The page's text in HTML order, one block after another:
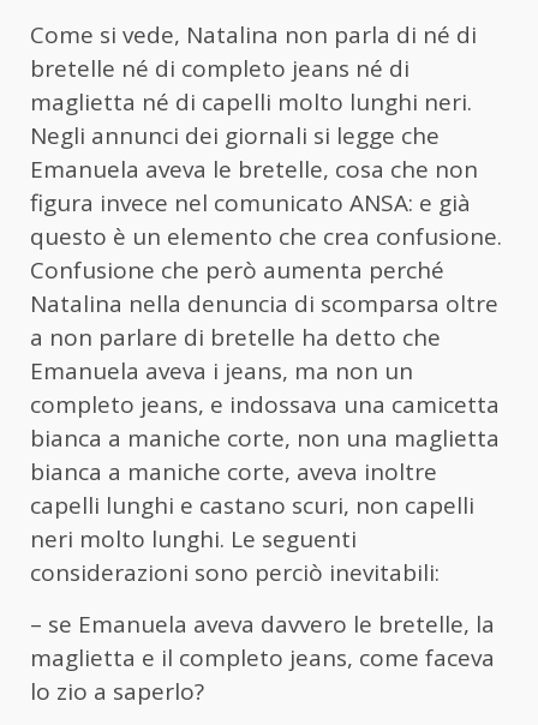
Come si vede, Natalina non parla di né di
bretelle né di completo jeans né di
maglietta né di capelli molto lunghi neri.
Negli annunci dei giornali si legge che
Emanuela aveva le bretelle, cosa che non
figura invece nel comunicato ANSA: e già
questo è un elemento che crea confusione.
Confusione che però aumenta perché
Natalina nella denuncia di scomparsa oltre
a non parlare di bretelle ha detto che
Emanuela aveva i jeans, ma non un
completo jeans, e indossava una camicetta
bianca a maniche corte, non una maglietta
bianca a maniche corte, aveva inoltre
capelli lunghi e castano scuri, non capelli
neri molto lunghi. Le seguenti
considerazioni sono perciò inevitabili:
– se Emanuela aveva davvero le bretelle, la
maglietta e il completo jeans, come faceva
lo zio a saperlo?